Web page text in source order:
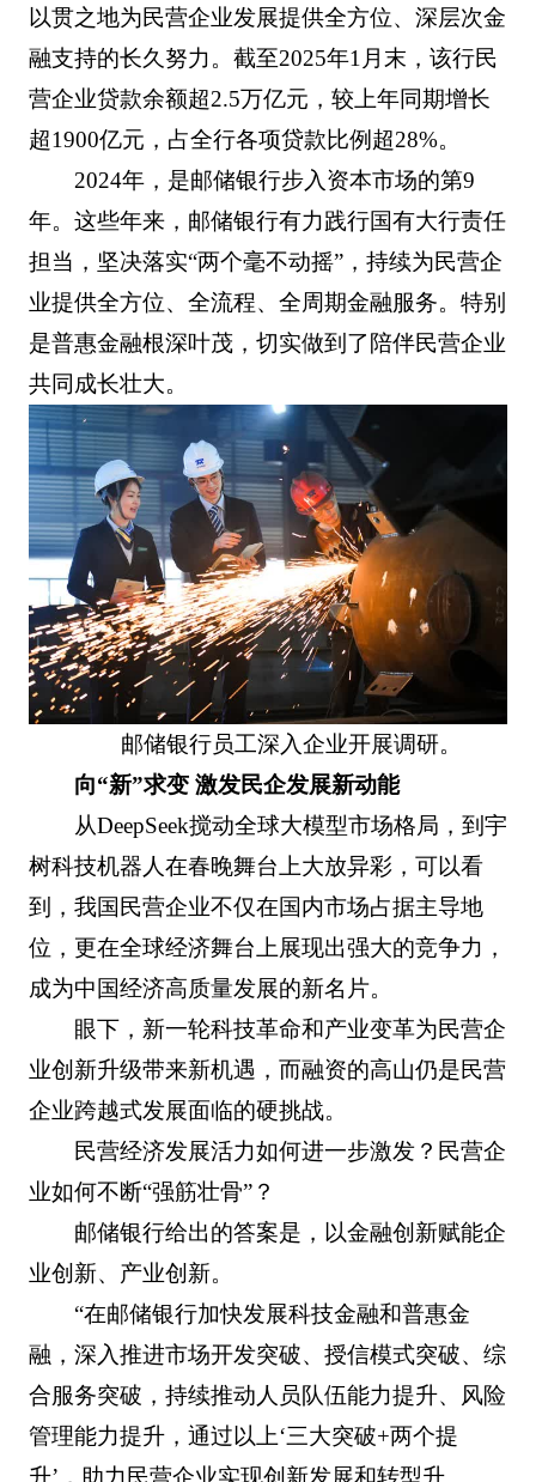
以贯之地为民营企业发展提供全方位、深层次金
融支持的长久努力。截至2025年1月末，该行民
营企业贷款余额超2.5万亿元，较上年同期增长
超1900亿元，占全行各项贷款比例超28%。
2024年，是邮储银行步入资本市场的第9
年。这些年来，邮储银行有力践行国有大行责任
担当，坚决落实“两个毫不动摇”，持续为民营企
业提供全方位、全流程、全周期金融服务。特别
是普惠金融根深叶茂，切实做到了陪伴民营企业
共同成长壮大。
邮储银行员工深入企业开展调研。
向“新”求变 激发民企发展新动能
从DeepSeek搅动全球大模型市场格局，到宇
树科技机器人在春晚舞台上大放异彩，可以看
到，我国民营企业不仅在国内市场占据主导地
位，更在全球经济舞台上展现出强大的竞争力，
成为中国经济高质量发展的新名片。
眼下，新一轮科技革命和产业变革为民营企
业创新升级带来新机遇，而融资的高山仍是民营
企业跨越式发展面临的硬挑战。
民营经济发展活力如何进一步激发？民营企
业如何不断“强筋壮骨”？
邮储银行给出的答案是，以金融创新赋能企
业创新、产业创新。
“在邮储银行加快发展科技金融和普惠金
融，深入推进市场开发突破、授信模式突破、综
合服务突破，持续推动人员队伍能力提升、风险
管理能力提升，通过以上‘三大突破+两个提
升’，助力民营企业实现创新发展和转型升